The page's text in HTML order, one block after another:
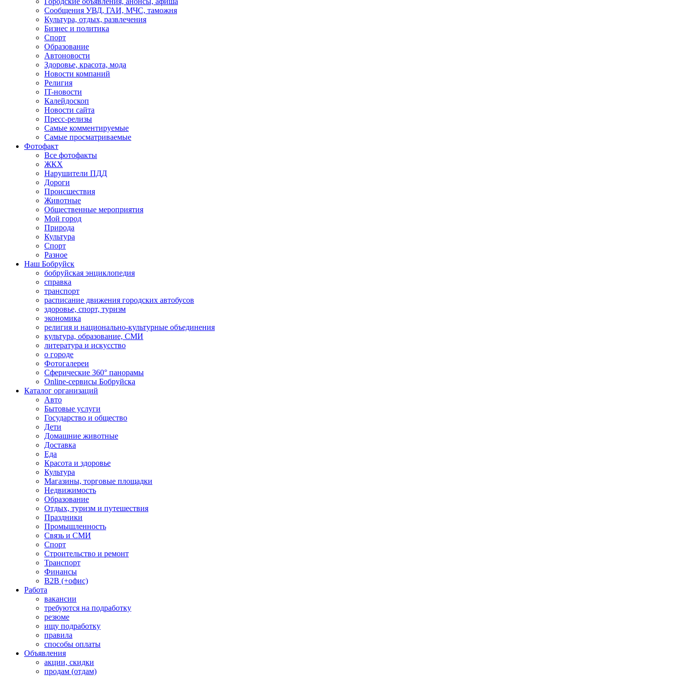
Сообщения УВД, ГАИ, МЧС, таможня
Культура, отдых, развлечения
Бизнес и политика
Спорт
Образование
Автоновости
Здоровье, красота, мода
Новости компаний
Религия
IT-новости
Калейдоскоп
Новости сайта
Пресс-релизы
Самые комментируемые
Самые просматриваемые
Фотофакт
Все фотофакты
ЖКХ
Нарушители ПДД
Дороги
Происшествия
Животные
Общественные мероприятия
Мой город
Природа
Культура
Спорт
Разное
Наш Бобруйск
бобруйская энциклопедия
справка
транспорт
расписание движения городских автобусов
здоровье, спорт, туризм
экономика
религия и национально-культурные объединения
культура, образование, СМИ
литература и искусство
о городе
Фотогалереи
Сферические 360° панорамы
Online-сервисы Бобруйска
Каталог организаций
Авто
Бытовые услуги
Государство и общество
Дети
Домашние животные
Доставка
Еда
Красота и здоровье
Культура
Магазины, торговые площадки
Недвижимость
Образование
Отдых, туризм и путешествия
Праздники
Промышленность
Связь и СМИ
Спорт
Строительство и ремонт
Транспорт
Финансы
B2B (+офис)
Работа
вакансии
требуются на подработку
резюме
ищу подработку
правила
способы оплаты
Объявления
акции, скидки
продам (отдам)